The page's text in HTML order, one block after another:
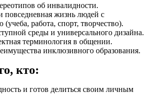
об инвалидности.
повседневная жизнь людей с
работа, спорт, творчество).
среды и универсального дизайна.
терминология в общении.
инклюзивного образования.
кто:
и готов делиться своим личным